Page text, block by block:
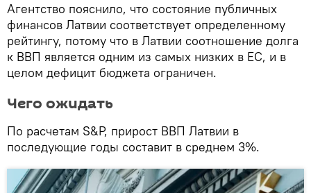
Агентство пояснило, что состояние публичных
финансов Латвии соответствует определенному
рейтингу, потому что в Латвии соотношение долга
к ВВП является одним из самых низких в ЕС, и в
целом дефицит бюджета ограничен.
Чего ожидать
По расчетам S&P, прирост ВВП Латвии в
последующие годы составит в среднем 3%.